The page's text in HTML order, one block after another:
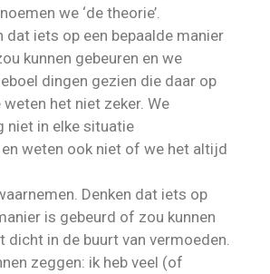
we ‘de theorie’.
dat iets op een bepaalde manier
kunnen gebeuren en we
dingen gezien die daar op
het niet zeker. We
niet in elke situatie
weten ook niet of we het altijd
Denken dat iets op
is gebeurd of zou kunnen
dicht in de buurt van vermoeden.
zeggen: ik heb veel (of